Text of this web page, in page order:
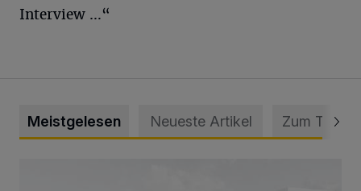
Interview …“
Meistgelesen Neueste Artikel Zum Thema